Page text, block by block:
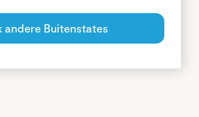
andere Buitenstates